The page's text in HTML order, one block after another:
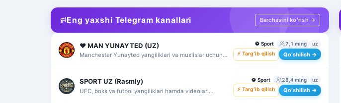
Eng yaxshi Telegram kanallari Barchasini koʻrish →
❤️ MAN YUNAYTED (UZ)
Manchester Yunayted yangiliklari va muxlislar uchun
⚽ Sport 7,1 ming uz
⚡ Targʻib qilish Qoʻshilish →
SPORT UZ (Rasmiy)
UFC, boks va futbol yangiliklari hamda videolari
⚽ Sport 28,4 ming uz
⚡ Targʻib qilish Qoʻshilish →